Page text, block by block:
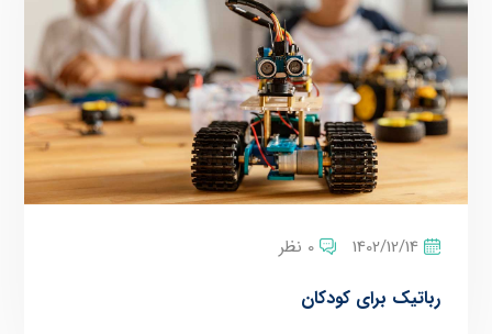
1402/12/14 0 نظر
رباتیک برای کودکان